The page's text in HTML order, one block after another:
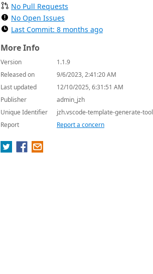
No Pull Requests
No Open Issues
Last Commit: 8 months ago
More Info
Version
1.1.9
Released on
9/6/2023, 2:41:20 AM
Last updated
12/10/2025, 6:31:51 AM
Publisher
admin_jzh
Unique Identifier
jzh.vscode-template-generate-tool
Report
Report a concern